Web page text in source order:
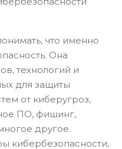
что именно
Она
технологий и
для защиты
от киберугроз,
ПО, фишинг,
другое.
кибербезопасности,